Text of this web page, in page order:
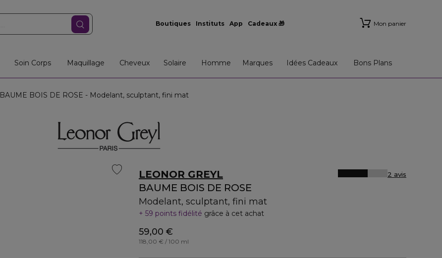
Boutiques Instituts App Cadeaux 🎁 Mon panier
Soin Corps Maquillage Cheveux Solaire Homme Marques Idées Cadeaux Bons Plans
BAUME BOIS DE ROSE - Modelant, sculptant, fini mat
LEONOR GREYL
BAUME BOIS DE ROSE
Modelant, sculptant, fini mat
2 avis
59 points fidélité grâce à cet achat
59,00 €
118,00 € / 100 ml